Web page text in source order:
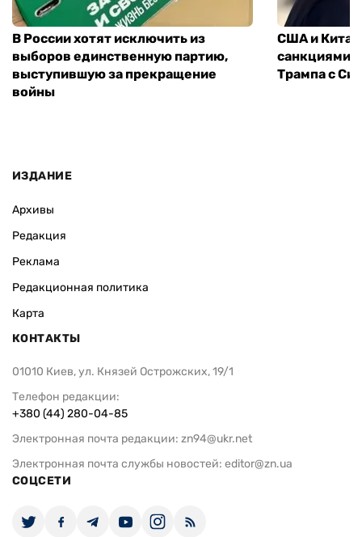
В России хотят исключить из
выборов единственную партию,
выступившую за прекращение
войны
США и
санкциями:
Трампа с Си
ИЗДАНИЕ
Архивы
Редакция
Реклама
Редакционная политика
Карта
КОНТАКТЫ
01010 Киев, ул. Князей Острожских, 19/1
Телефон редакции:
+380 (44) 280-04-85
Электронная почта редакции: zn94@ukr.net
Электронная почта службы новостей: editor@zn.ua
СОЦСЕТИ